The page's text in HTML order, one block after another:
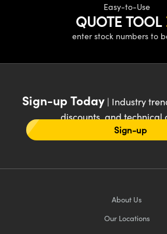
Easy-to-Use
QUOTE TOOL
enter stock numbers to
Sign-up Today| Industry
discounts, and
Sign-up
About Us
Our Locations